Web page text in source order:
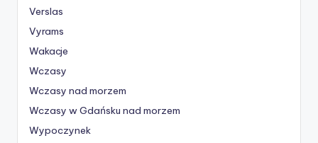
Verslas
Vyrams
Wakacje
Wczasy
Wczasy nad morzem
Wczasy w Gdańsku nad morzem
Wypoczynek